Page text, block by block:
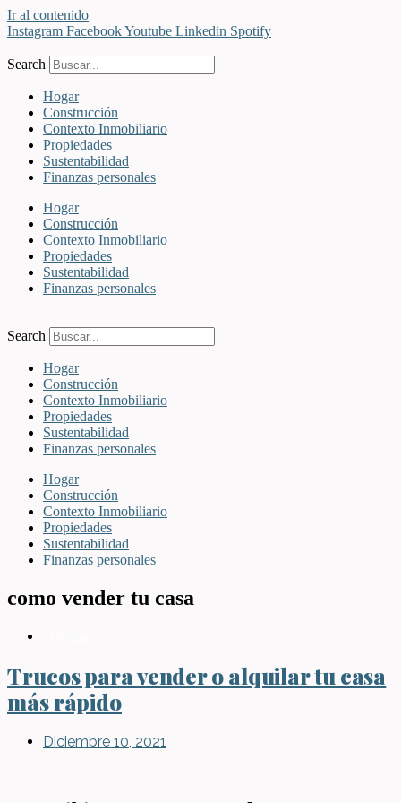
Ir al contenido
Instagram FacebookYoutube Linkedin Spotify
Search
Hogar
Construcción
Contexto Inmobiliario
Propiedades
Sustentabilidad
Finanzas personales
Hogar
Construcción
Contexto Inmobiliario
Propiedades
Sustentabilidad
Finanzas personales
Search
Hogar
Construcción
Contexto Inmobiliario
Propiedades
Sustentabilidad
Finanzas personales
Hogar
Construcción
Contexto Inmobiliario
Propiedades
Sustentabilidad
Finanzas personales
como vender tu casa
Trucos para vender o alquilar tu casa
más rápido
Diciembre 10, 2021